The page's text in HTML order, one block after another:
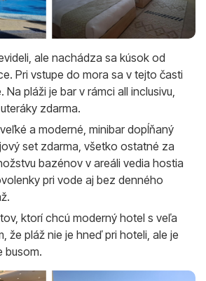
ale nachádza sa kúsok od
Pri vstupe do mora sa v tejto časti
Na pláži je bar v rámci all inclusivu,
zdarma.
a moderné, minibar dopĺňaný
set zdarma, všetko ostatné za
bazénov v areáli vedia hostia
pri vode aj bez denného
ktorí chcú moderný hotel s veľa
že pláž nie je hneď pri hoteli, ale je
busom.